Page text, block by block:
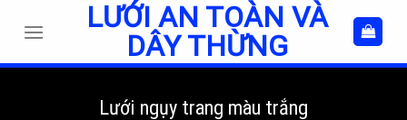
LƯỚI AN TOÀN VÀ
DÂY THỪNG
Lưới ngụy trang màu trắng